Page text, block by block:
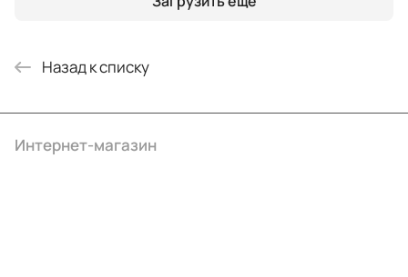
Назад к списку
Интернет-магазин